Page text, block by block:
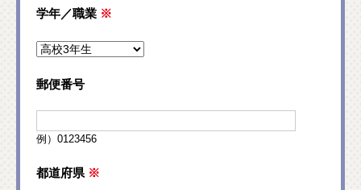
学年／職業 ※
郵便番号
例）0123456
都道府県 ※